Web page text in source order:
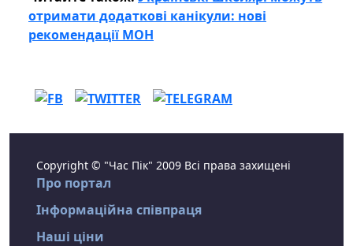
отримати додаткові канікули: нові
рекомендації МОН
Copyright © "Час Пік" 2009 Всі права захищені
Про портал
Інформаційна співпраця
Наші ціни